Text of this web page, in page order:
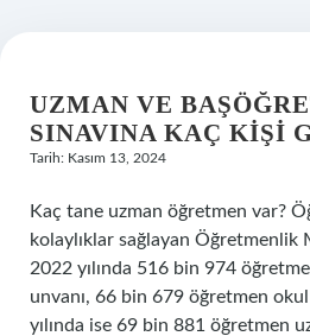
UZMAN VE
SINAVINA KAÇ KIŞI
Tarih: Kasım 13, 2024
Kaç tane uzman öğretmen var?
kolaylıklar sağlayan Öğretmenlik
2022 yılında 516 bin 974
unvanı, 66 bin 679 öğretmen
yılında ise 69 bin 881 öğretmen